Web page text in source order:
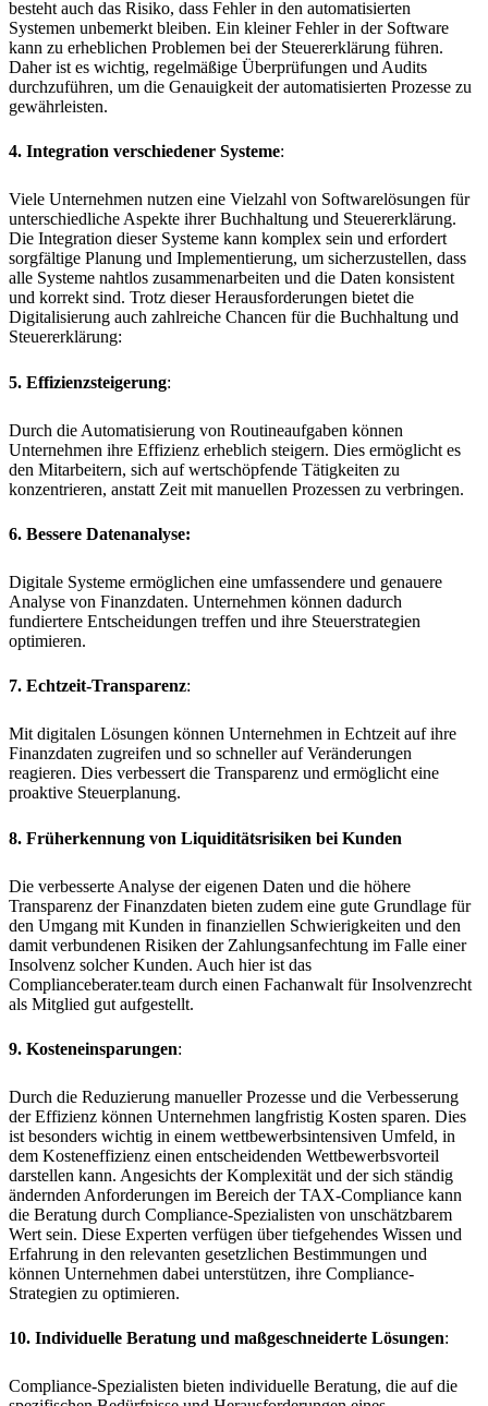
besteht auch das Risiko, dass Fehler in den automatisierten
Systemen unbemerkt bleiben. Ein kleiner Fehler in der Software
kann zu erheblichen Problemen bei der Steuererklärung führen.
Daher ist es wichtig, regelmäßige Überprüfungen und Audits
durchzuführen, um die Genauigkeit der automatisierten Prozesse zu
gewährleisten.
4. Integration verschiedener Systeme:
Viele Unternehmen nutzen eine Vielzahl von Softwarelösungen für
unterschiedliche Aspekte ihrer Buchhaltung und Steuererklärung.
Die Integration dieser Systeme kann komplex sein und erfordert
sorgfältige Planung und Implementierung, um sicherzustellen, dass
alle Systeme nahtlos zusammenarbeiten und die Daten konsistent
und korrekt sind. Trotz dieser Herausforderungen bietet die
Digitalisierung auch zahlreiche Chancen für die Buchhaltung und
Steuererklärung:
5. Effizienzsteigerung:
Durch die Automatisierung von Routineaufgaben können
Unternehmen ihre Effizienz erheblich steigern. Dies ermöglicht es
den Mitarbeitern, sich auf wertschöpfende Tätigkeiten zu
konzentrieren, anstatt Zeit mit manuellen Prozessen zu verbringen.
6. Bessere Datenanalyse:
Digitale Systeme ermöglichen eine umfassendere und genauere
Analyse von Finanzdaten. Unternehmen können dadurch
fundiertere Entscheidungen treffen und ihre Steuerstrategien
optimieren.
7. Echtzeit-Transparenz:
Mit digitalen Lösungen können Unternehmen in Echtzeit auf ihre
Finanzdaten zugreifen und so schneller auf Veränderungen
reagieren. Dies verbessert die Transparenz und ermöglicht eine
proaktive Steuerplanung.
8. Früherkennung von Liquiditätsrisiken bei Kunden
Die verbesserte Analyse der eigenen Daten und die höhere
Transparenz der Finanzdaten bieten zudem eine gute Grundlage für
den Umgang mit Kunden in finanziellen Schwierigkeiten und den
damit verbundenen Risiken der Zahlungsanfechtung im Falle einer
Insolvenz solcher Kunden. Auch hier ist das
Complianceberater.team durch einen Fachanwalt für Insolvenzrecht
als Mitglied gut aufgestellt.
9. Kosteneinsparungen:
Durch die Reduzierung manueller Prozesse und die Verbesserung
der Effizienz können Unternehmen langfristig Kosten sparen. Dies
ist besonders wichtig in einem wettbewerbsintensiven Umfeld, in
dem Kosteneffizienz einen entscheidenden Wettbewerbsvorteil
darstellen kann. Angesichts der Komplexität und der sich ständig
ändernden Anforderungen im Bereich der TAX-Compliance kann
die Beratung durch Compliance-Spezialisten von unschätzbarem
Wert sein. Diese Experten verfügen über tiefgehendes Wissen und
Erfahrung in den relevanten gesetzlichen Bestimmungen und
können Unternehmen dabei unterstützen, ihre Compliance-
Strategien zu optimieren.
10. Individuelle Beratung und maßgeschneiderte Lösungen:
Compliance-Spezialisten bieten individuelle Beratung, die auf die